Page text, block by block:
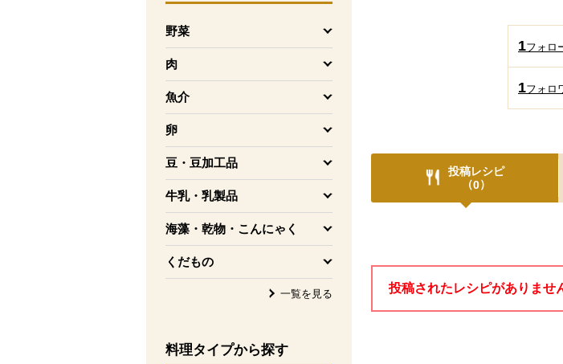
野菜
を開く
肉
を開く
魚介
を開く
卵
を開く
豆・豆加工品
を開く
牛乳・乳製品
を開く
海藻・乾物・こんにゃく
を開く
くだもの
を開く
一覧を見る
料理タイプから探す
1フォロ
1フォロ
投稿レシピ
（0）
投稿されたレシピがありませ